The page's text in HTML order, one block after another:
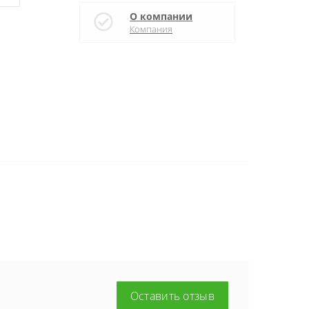
О компании
Компания
Оставить отзыв